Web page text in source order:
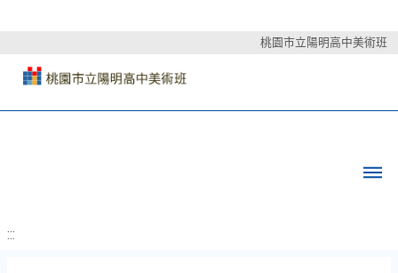
桃園市立陽明高中美術班
:::